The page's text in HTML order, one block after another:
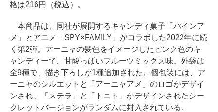
格は216円（税込）。
本商品は、同社が展開するキャンディ菓子「パインア
メ」とアニメ「SPY×FAMILY」がコラボした2022年に続
く第2弾。アーニャの髪色をイメージしたピンク色のキ
ャンディーで、甘酸っぱいフルーツミックス味。外袋は
全9種で、描き下ろしが1種追加された。個包装には、ア
ーニャのシルエットと「アーニャアメ」のロゴがデザイ
ンされ、「ステラ」と「トニト」がデザインされたシー
クレットバージョンがランダムに封入されている。